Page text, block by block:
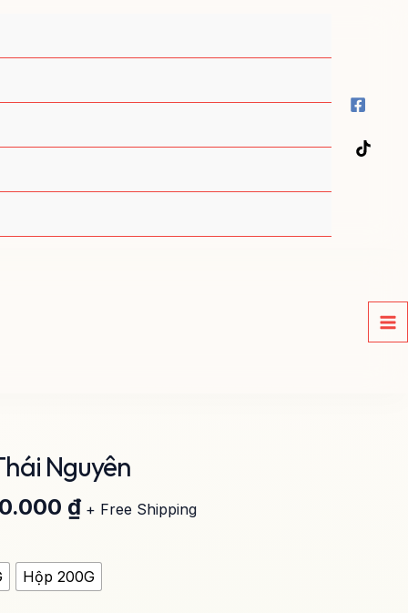
Nguyên
₫
Khoảng
giá:
từ
270.000 ₫
+ Free Shipping
Hộp 200G